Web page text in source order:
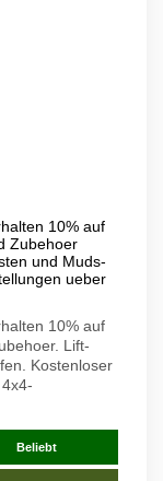
10% auf
Zubehoer
und Muds-
ueber
10% auf
Lift-
Kostenloser
Beliebt